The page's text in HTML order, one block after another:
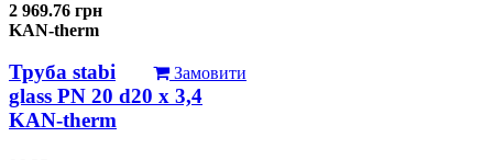
2 969.76 грн
KAN-therm
Замовити
Труба stabi
glass PN 20 d20 х 3,4
KAN-therm